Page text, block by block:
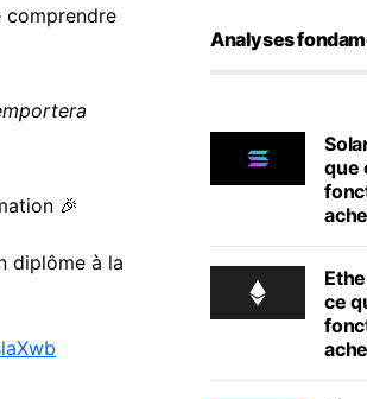
comprendre
🎉
diplôme à la
Analyses
que
ce